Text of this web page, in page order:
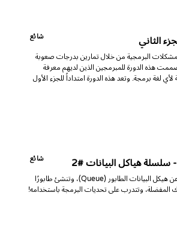
الثاني شائع
البرمجية من خلال تمارين بدرجات صعوبة
هذه الدورة للمبرمجين الذين لديهم معرفة
لأي لغة برمجة. وتعد هذه الدورة امتداداً للجزء الأول
شائع
في هذه الدورة، ستتعلم عن هيكل البيانات الطابور (Queue)، وتنشئ طابورًا
المفضلة، وتتدرب على تحديات البرمجة باستخدامه!